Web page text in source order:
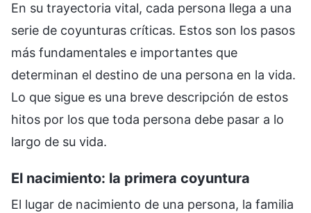
En su trayectoria vital, cada persona llega a una
serie de coyunturas críticas. Estos son los pasos
más fundamentales e importantes que
determinan el destino de una persona en la vida.
Lo que sigue es una breve descripción de estos
hitos por los que toda persona debe pasar a lo
largo de su vida.
El nacimiento: la primera coyuntura
El lugar de nacimiento de una persona, la familia